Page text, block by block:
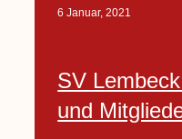
6 Januar, 2021
SV
und